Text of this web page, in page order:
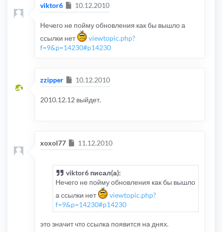
viktor6 Сообщение
10.12.2010
Нечего не пойму обновления как бы вышло а
ссылки нет
viewtopic.php?
f=9&p=14230#p14230
zzipper Сообщение
10.12.2010
2010.12.12 выйдет.
xoxol77 Сообщение
11.12.2010
viktor6 писал(а):
Нечего не пойму обновления как бы вышло
а ссылки нет
viewtopic.php?
f=9&p=14230#p14230
это значит что ссылка появится на днях.